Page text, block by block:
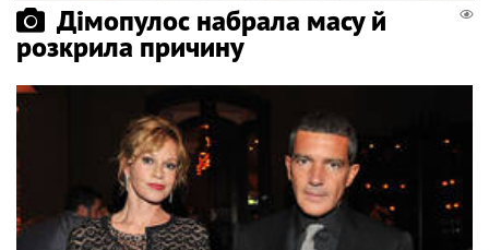
Дімопулос набрала масу й
розкрила причину